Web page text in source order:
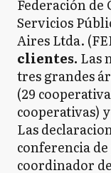
Federación de
Servicios
Aires Ltda.
clientes. Las
tres grandes
(29
cooperativas)
Las
conferencia
coordinador